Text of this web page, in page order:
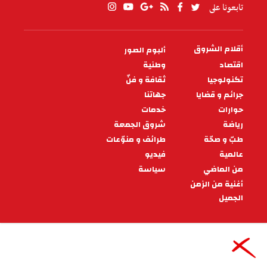
تابعونا على
PIED
DE
PAGE
أقلام الشروق
ألبوم الصور
اقتصاد
وطنية
تكنولوجيا
ثقافة و فنّ
جرائم و قضايا
جهاتنا
حوارات
خدمات
رياضة
شروق الجمعة
طبّ و صحّة
طرائف و منوّعات
عالمية
فيديو
من الماضي
سياسة
أغنية من الزمن
الجميل